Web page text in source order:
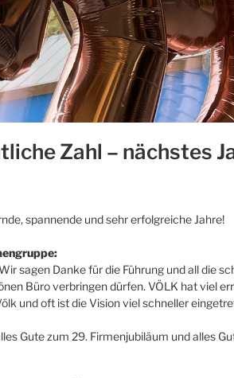
Zahl – nächstes
spannende und sehr erfolgreiche Jahre!
sagen Danke für die Führung und all die
Büro verbringen dürfen. VÖLK hat viel
und oft ist die Vision viel schneller
Gute zum 29. Firmenjubiläum und alles